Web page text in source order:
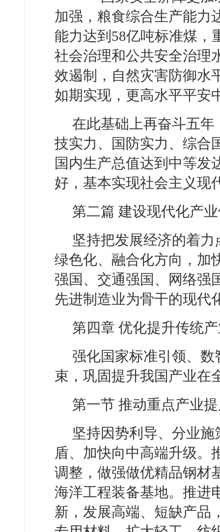
加强，粮食综合生产能力
能力达到58亿吨标准煤，
社会治理和公共安全治理
效遏制，自然灾害防御水
如期实现，更高水平平安
在此基础上再奋斗五年
技实力、国防实力、综合
国内生产总值达到中等发
好，基本实现社会主义现
第二篇 建设现代化产
坚持把发展经济的着
绿色化、融合化方向，加
强国、交通强国、网络强
先进制造业为骨干的现代
第四章 优化提升传统
强化国家标准引领、
束，巩固提升我国产业在
第一节 推动重点产业
坚持因势利导、分业
盾、加快向中高端升级。
调整，做强做优精品钢材
海洋工程装备基地。推进
新，发展高端、短缺产品